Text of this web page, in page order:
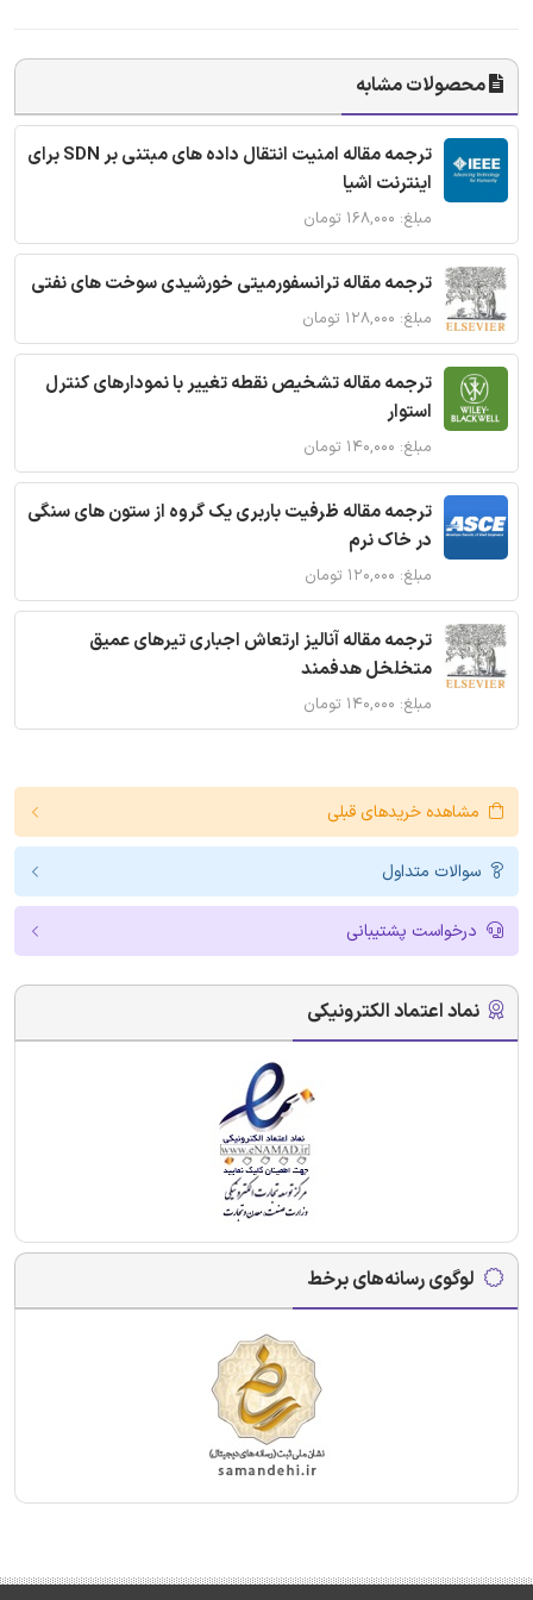
محصولات مشابه
ترجمه مقاله امنیت انتقال داده های مبتنی بر SDN برای
اینترنت اشیا
مبلغ: ۱۶۸,۰۰۰ تومان
ترجمه مقاله ترانسفورمیتی خورشیدی سوخت های نفتی
مبلغ: ۱۲۸,۰۰۰ تومان
ترجمه مقاله تشخیص نقطه تغییر با نمودارهای کنترل
استوار
مبلغ: ۱۴۰,۰۰۰ تومان
ترجمه مقاله ظرفیت باربری یک گروه از ستون های سنگی
در خاک نرم
مبلغ: ۱۲۰,۰۰۰ تومان
ترجمه مقاله آنالیز ارتعاش اجباری تیرهای عمیق
متخلخل هدفمند
مبلغ: ۱۴۰,۰۰۰ تومان
مشاهده خریدهای قبلی
سوالات متداول
درخواست پشتیبانی
نماد اعتماد الکترونیکی
لوگوی رسانه‌های برخط